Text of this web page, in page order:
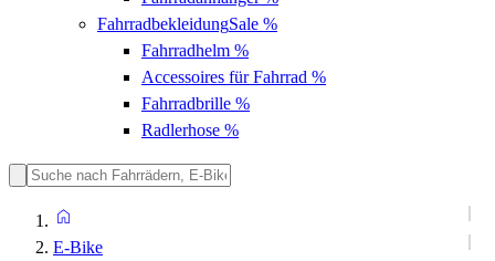
FahrradbekleidungSale %
Fahrradhelm %
Accessoires für Fahrrad %
Fahrradbrille %
Radlerhose %
E-Bike